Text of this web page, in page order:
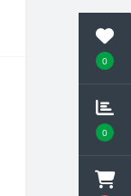
0
0